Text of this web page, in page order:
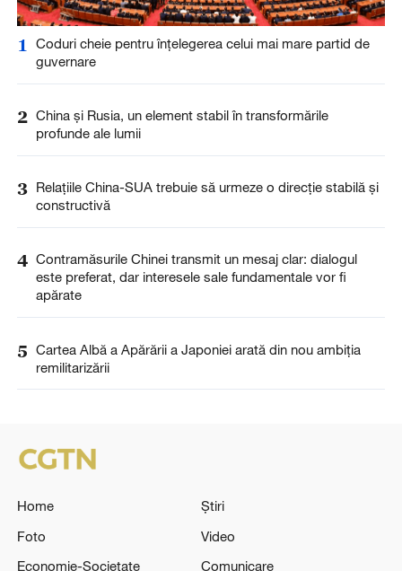
1
Coduri cheie pentru înțelegerea celui mai mare partid de
guvernare
2 China și Rusia, un element stabil în transformările
profunde ale lumii
3 Relațiile China-SUA trebuie să urmeze o direcție stabilă și
constructivă
4 Contramăsurile Chinei transmit un mesaj clar: dialogul
este preferat, dar interesele sale fundamentale vor fi
apărate
5 Cartea Albă a Apărării a Japoniei arată din nou ambiția
remilitarizării
Home
Știri
Foto
Video
Economie-Societate
Comunicare